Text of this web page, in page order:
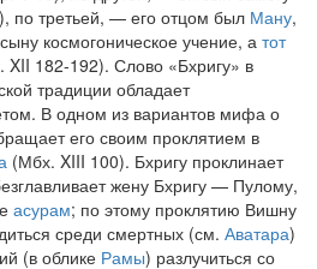
по третьей, — его отцом был Ману,
космогоническое учение, а тот
182-192). Слово «Бхригу» в
традиции обладает
В одном из вариантов мифа о
его своим проклятием в
(Мбх. XIII 100). Бхригу проклинает
жену Бхригу — Пулому,
асурам; по этому проклятию Вишну
среди смертных (см. Аватара)
(в облике Рамы) разлучиться со